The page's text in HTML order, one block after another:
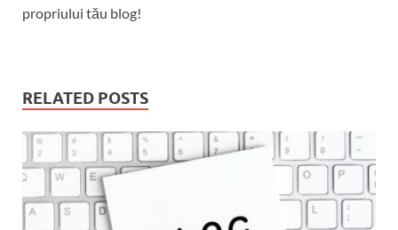
propriului tău blog!
RELATED POSTS